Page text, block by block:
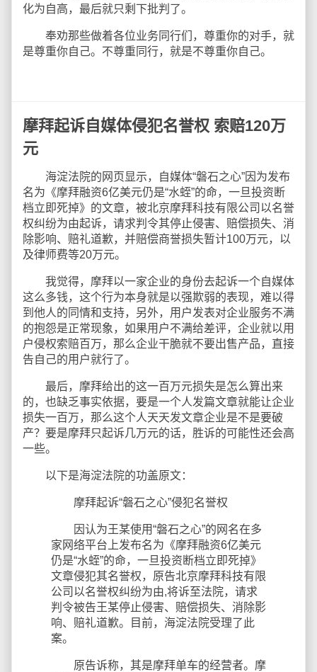
化为自高，最后就只剩下批判了。
奉劝那些做着各位业务同行们，尊重你的对手，就
是尊重你自己。不尊重同行，就是不尊重你自己。
摩拜起诉自媒体侵犯名誉权 索赔120万
元
海淀法院的网页显示，自媒体“磐石之心”因为发布
名为《摩拜融资6亿美元仍是“水蛭”的命，一旦投资断
档立即死掉》的文章，被北京摩拜科技有限公司以名誉
权纠纷为由起诉，请求判令其停止侵害、赔偿损失、消
除影响、赔礼道歉，并赔偿商誉损失暂计100万元，以
及律师费等20万元。
我觉得，摩拜以一家企业的身份去起诉一个自媒体
这么多钱，这个行为本身就是以强欺弱的表现，难以得
到他人的同情和支持，另外，用户发表对企业服务不满
的抱怨是正常现象，如果用户不满给差评，企业就以用
户侵权索赔百万，那么企业干脆就不要出售产品，直接
告自己的用户就行了。
最后，摩拜给出的这一百万元损失是怎么算出来
的，也缺乏事实依据，要是一个人发篇文章就能让企业
损失一百万，那么这个人天天发文章企业是不是要破
产？要是摩拜只起诉几万元的话，胜诉的可能性还会高
一些。
以下是海淀法院的功盖原文：
摩拜起诉“磐石之心”侵犯名誉权
因认为王某使用“磐石之心”的网名在多
家网络平台上发布名为《摩拜融资6亿美元
仍是“水蛭”的命，一旦投资断档立即死掉》
文章侵犯其名誉权，原告北京摩拜科技有限
公司以名誉权纠纷为由,将诉至法院，请求
判令被告王某停止侵害、赔偿损失、消除影
响、赔礼道歉。目前，海淀法院受理了此
案。
原告诉称，其是摩拜单车的经营者。摩